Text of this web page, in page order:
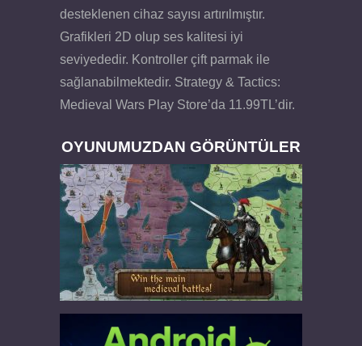
desteklenen cihaz sayısı artırılmıştır.
Grafikleri 2D olup ses kalitesi iyi
seviyededir. Kontroller çift parmak ile
sağlanabilmektedir. Strategy & Tactics:
Medieval Wars Play Store’da 11.99TL’dir.
OYUNUMUZDAN GÖRÜNTÜLER